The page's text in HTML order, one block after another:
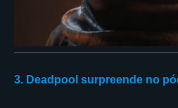
3. Deadpool surpreende no